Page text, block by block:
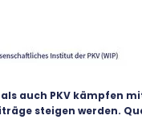
als auch PKV kämpfen
steigen werden.